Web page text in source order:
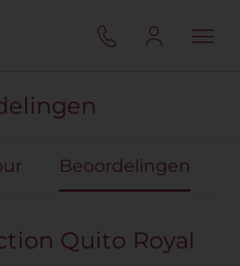
Beoordelingen
Quito Royal